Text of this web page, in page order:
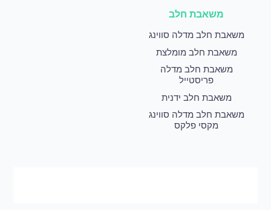
משאבת חלב
משאבת חלב מדלה סווינג
משאבת חלב מומלצת
משאבת חלב מדלה
פריסטייל
משאבת חלב ידנית
משאבת חלב מדלה סווינג
מקסי פלקס